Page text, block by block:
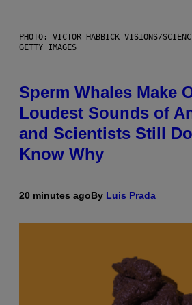
PHOTO: VICTOR HABBICK VISIONS/
GETTY IMAGES
Sperm Whales Make
Loudest Sounds of
and Scientists Still
Know Why
20 minutes agoBy Luis Prada